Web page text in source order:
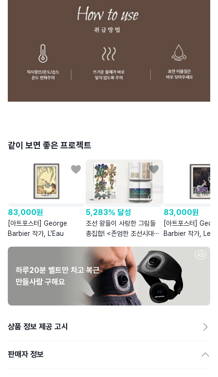
같이 보면 좋은 프로젝트
83,000원
[아트포스터] George
Barbier 작가, L'Eau
AD
5,283% 달성
조선 왕들이 사랑한 그림들
총집합! <존엄한 조선시대
83,000원
[아트포스터]
Barbier 작가, Le
하루20분 벨트만 차고 복근
만들사람 구해요
AD
상품 정보 제공 고시
판매자 정보